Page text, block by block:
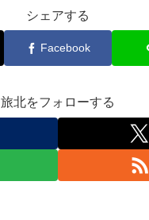
シェアする
Facebook
旅北をフォローする